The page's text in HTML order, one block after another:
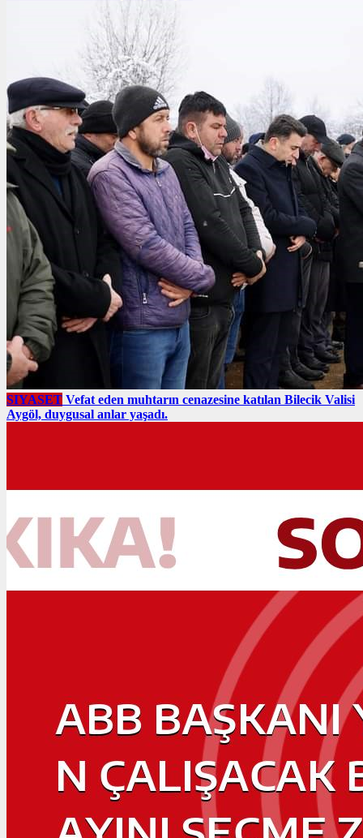
SIYASET Vefat eden muhtarın cenazesine katılan Bilecik Valisi
Aygöl, duygusal anlar yaşadı.